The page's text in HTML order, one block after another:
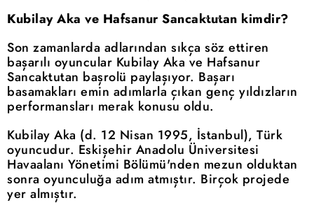
Kubilay Aka ve Hafsanur Sancaktutan kimdir?
Son zamanlarda adlarından sıkça söz ettiren
başarılı oyuncular Kubilay Aka ve Hafsanur
Sancaktutan başrolü paylaşıyor. Başarı
basamakları emin adımlarla çıkan genç yıldızların
performansları merak konusu oldu.
Kubilay Aka (d. 12 Nisan 1995, İstanbul), Türk
oyuncudur. Eskişehir Anadolu Üniversitesi
Havaalanı Yönetimi Bölümü'nden mezun olduktan
sonra oyunculuğa adım atmıştır. Birçok projede
yer almıştır.